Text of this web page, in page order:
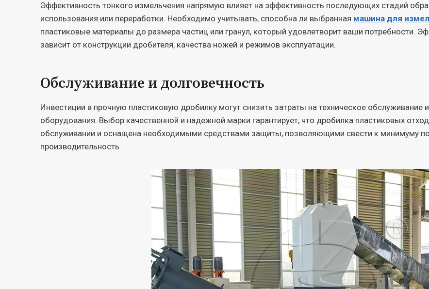
Эффективность тонкого измельчения напрямую влияет на эффективность последующих стадий
использования или переработки. Необходимо учитывать, способна ли выбранная машина для
пластиковые материалы до размера частиц или гранул, который удовлетворит ваши потребности.
зависит от конструкции дробителя, качества ножей и режимов эксплуатации.
Обслуживание и долговечность
Инвестиции в прочную пластиковую дробилку могут снизить затраты на техническое
оборудования. Выбор качественной и надежной марки гарантирует, что дробилка пластиковых
обслуживании и оснащена необходимыми средствами защиты, позволяющими свести к минимуму
производительность.